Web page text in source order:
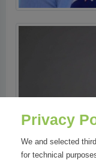
Privacy
We and selected
for technical